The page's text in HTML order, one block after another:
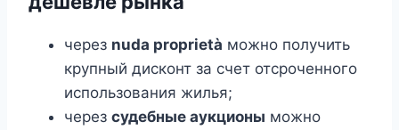
через nuda proprietà можно получить
крупный дисконт за счет отсроченного
использования жилья;
через судебные аукционы можно